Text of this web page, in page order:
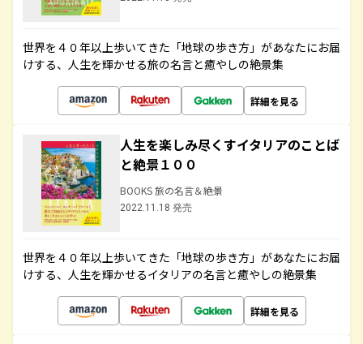
世界を４０年以上歩いてきた「地球の歩き方」があなたにお届
けする、人生を輝かせる旅の名言と癒やしの絶景集
詳細を見る
人生を楽しみ尽くすイタリアのことば
と絶景１００
BOOKS 旅の名言＆絶景
2022.11.18 発売
世界を４０年以上歩いてきた「地球の歩き方」があなたにお届
けする、人生を輝かせるイタリアの名言と癒やしの絶景集
詳細を見る